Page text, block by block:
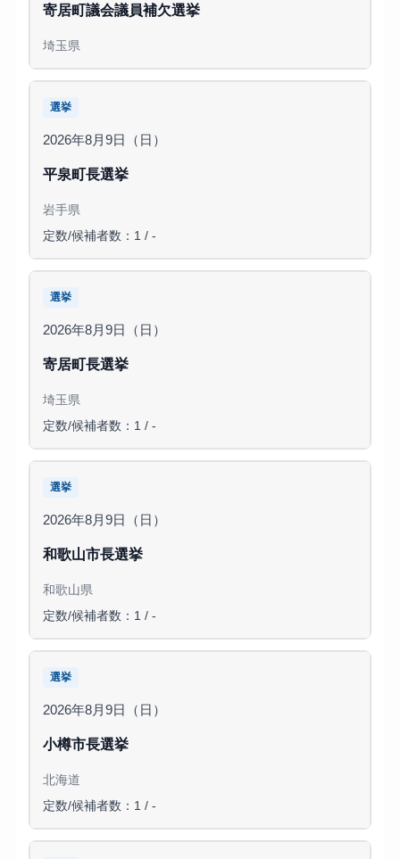
寄居町議会議員補欠選挙
埼玉県
選挙
2026年8月9日（日）
平泉町長選挙
岩手県
定数/候補者数：1 / -
選挙
2026年8月9日（日）
寄居町長選挙
埼玉県
定数/候補者数：1 / -
選挙
2026年8月9日（日）
和歌山市長選挙
和歌山県
定数/候補者数：1 / -
選挙
2026年8月9日（日）
小樽市長選挙
北海道
定数/候補者数：1 / -